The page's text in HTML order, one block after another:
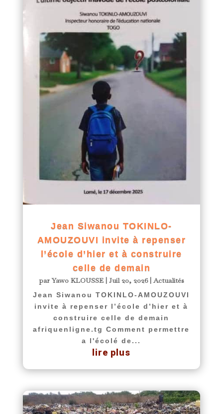
Jean Siwanou TOKINLO-
AMOUZOUVI invite à repenser
l’école d’hier et à construire
celle de demain
parYawo KLOUSSE| Juil 20, 2026|Actualités
Jean Siwanou TOKINLO-AMOUZOUVI
invite à repenser l’école d’hier et à
construire celle de demain
afriquenligne.tg Comment permettre
a l'écolé de...
lire plus